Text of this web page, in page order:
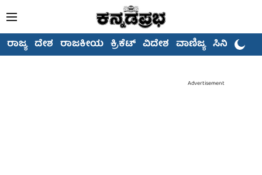
ರಾಜ್ಯ ದೇಶ ರಾಜಕೀಯ ಕ್ರಿಕೆಟ್ ವಿದೇಶ ವಾಣಿಜ್ಯ ಸಿನಿಮಾ
Advertisement